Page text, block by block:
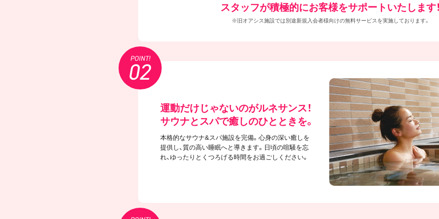
スタッフが積極的にお客様をサポートいたします
※旧オアシス施設では別途新規入会者様向けの無料サービスを実施しております。
運動だけじゃないのがルネサンス！
サウナとスパで癒しのひとときを。
本格的なサウナ&スパ施設を完備。心身の深い癒しを
提供し、質の高い睡眠へと導きます。日頃の喧騒を忘
れ、ゆったりとくつろげる時間をお過ごしください。